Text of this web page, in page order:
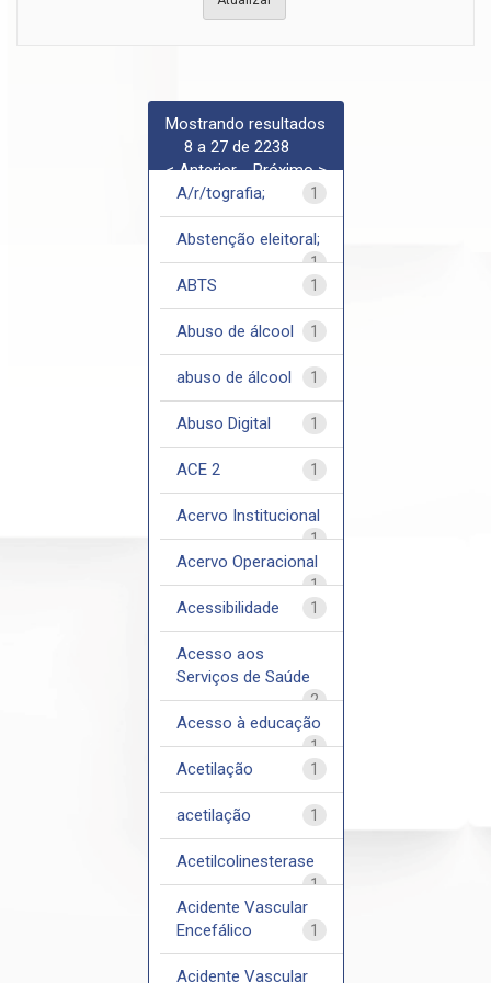
Mostrando resultados
8 a 27 de 2238
< Anterior
Próximo >
A/r/tografia;
1
Abstenção eleitoral;
1
ABTS 1
Abuso de álcool 1
abuso de álcool 1
Abuso Digital 1
ACE 2 1
Acervo Institucional
1
Acervo Operacional
1
Acessibilidade 1
Acesso aos
Serviços de Saúde
2
Acesso à educação
1
Acetilação 1
acetilação 1
Acetilcolinesterase
1
Acidente Vascular
Encefálico
1
Acidente Vascular